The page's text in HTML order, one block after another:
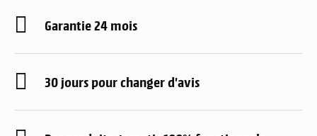
Garantie 24 mois
30 jours pour changer d'avis